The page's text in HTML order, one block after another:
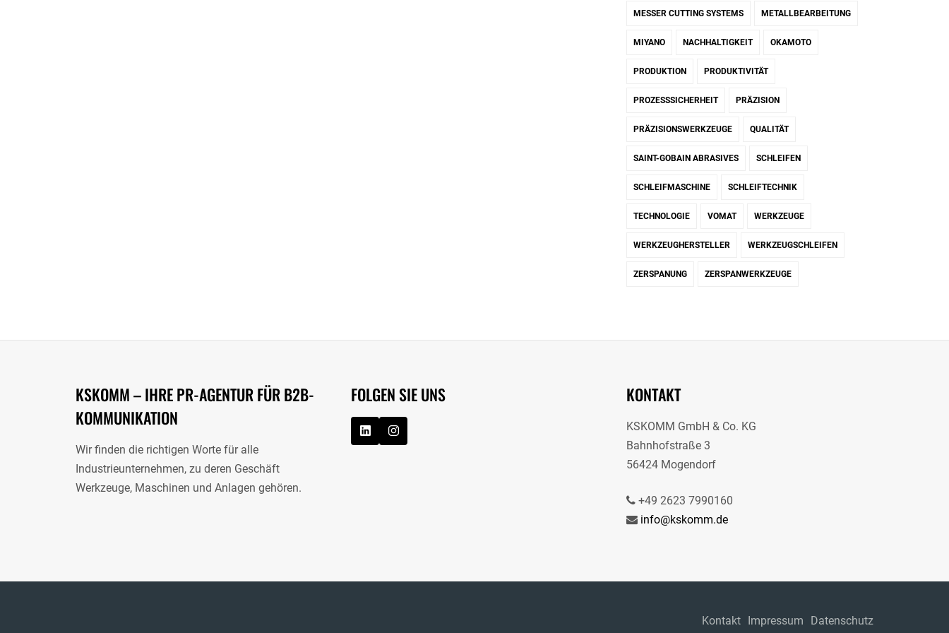
MESSER CUTTING SYSTEMS METALLBEARBEITUNG
MIYANO NACHHALTIGKEIT OKAMOTO
PRODUKTION PRODUKTIVITÄT
PROZESSSICHERHEIT PRÄZISION
PRÄZISIONSWERKZEUGE QUALITÄT
SAINT-GOBAIN ABRASIVES SCHLEIFEN
SCHLEIFMASCHINE SCHLEIFTECHNIK
TECHNOLOGIE VOMAT WERKZEUGE
WERKZEUGHERSTELLER WERKZEUGSCHLEIFEN
ZERSPANUNG ZERSPANWERKZEUGE
KSKOMM – IHRE PR-AGENTUR FÜR B2B-
KOMMUNIKATION
Wir finden die richtigen Worte für alle
Industrieunternehmen, zu deren Geschäft
Werkzeuge, Maschinen und Anlagen gehören.
FOLGEN SIE UNS KONTAKT
KSKOMM GmbH & Co. KG
Bahnhofstraße 3
56424 Mogendorf
+49 2623 7990160
info@kskomm.de
Kontakt Impressum Datenschutz